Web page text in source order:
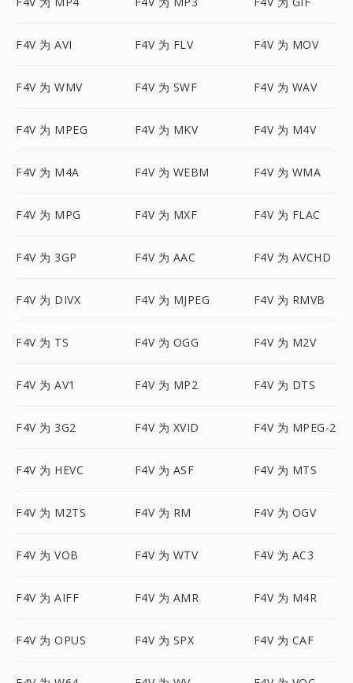
F4V 为 AVI F4V 为 FLV F4V 为 MOV
F4V 为 WMV F4V 为 SWF F4V 为 WAV
F4V 为 MPEG F4V 为 MKV F4V 为 M4V
F4V 为 M4A F4V 为 WEBM F4V 为 WMA
F4V 为 MPG F4V 为 MXF F4V 为 FLAC
F4V 为 3GP F4V 为 AAC F4V 为 AVCHD
F4V 为 DIVX F4V 为 MJPEG F4V 为 RMVB
F4V 为 TS F4V 为 OGG F4V 为 M2V
F4V 为 AV1 F4V 为 MP2 F4V 为 DTS
F4V 为 3G2 F4V 为 XVID F4V 为 MPEG-2
F4V 为 HEVC F4V 为 ASF F4V 为 MTS
F4V 为 M2TS F4V 为 RM F4V 为 OGV
F4V 为 VOB F4V 为 WTV F4V 为 AC3
F4V 为 AIFF F4V 为 AMR F4V 为 M4R
F4V 为 OPUS F4V 为 SPX F4V 为 CAF